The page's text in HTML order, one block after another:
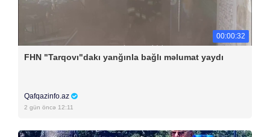
00:00:32
FHN "Tarqovı"dakı yanğınla bağlı məlumat yaydı
Qafqazinfo.az
2 gün öncə 12:11